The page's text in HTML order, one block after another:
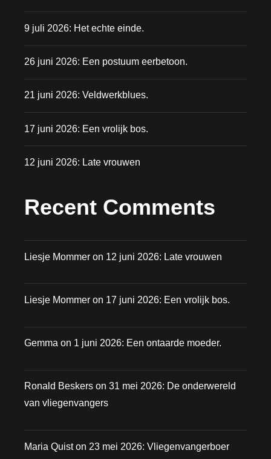
9 juli 2026: Het echte einde.
26 juni 2026: Een postuum eerbetoon.
21 juni 2026: Veldwerkblues.
17 juni 2026: Een vrolijk bos.
12 juni 2026: Late vrouwen
Recent Comments
Liesje Mommer on 12 juni 2026: Late vrouwen
Liesje Mommer on 17 juni 2026: Een vrolijk bos.
Gemma on 1 juni 2026: Een ontaarde moeder.
Ronald Beskers on 31 mei 2026: De onderwereld
van vliegenvangers
Maria Quiston 23 mei 2026: Vliegenvangerboer